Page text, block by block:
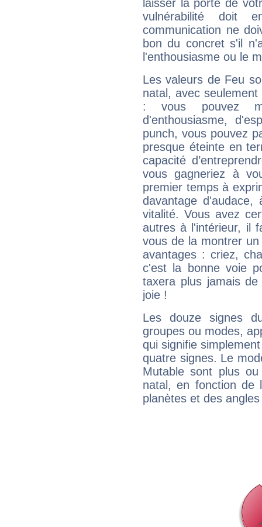
laisser la porte de
vulnérabilité doit
communication ne
bon du concret s'il
l'enthousiasme ou le
Les valeurs de Feu
natal, avec
: vous pouvez
d'enthousiasme,
punch, vous pouvez
presque éteinte en
capacité
vous gagneriez à
premier temps à
davantage
vitalité. Vous avez
autres à l'intérieur, il
vous de la montrer
avantages : criez,
c'est la bonne voie
taxera plus jamais
joie !
Les douze signes
groupes ou modes,
qui signifie
quatre signes. Le
Mutable sont plus
natal, en fonction de
planètes et des